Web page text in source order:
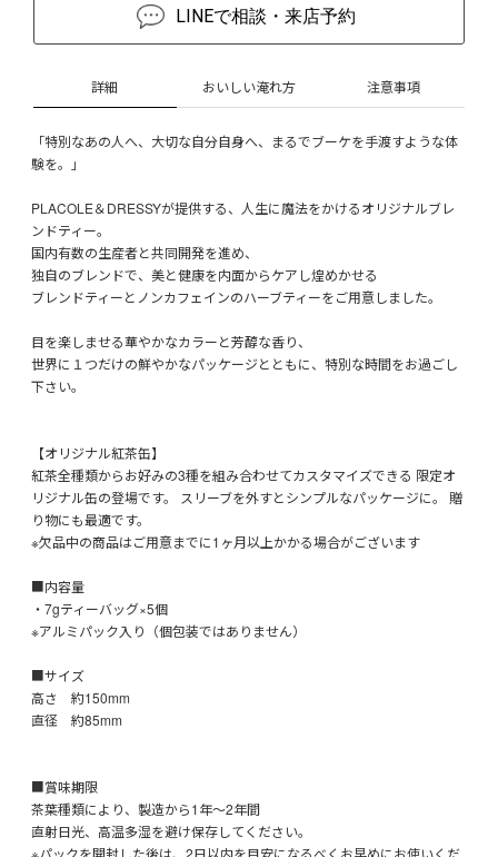
LINEで相談・来店予約
詳細 おいしい淹れ方 注意事項
「特別なあの人へ、大切な自分自身へ、まるでブーケを手渡すような体
験を。」
PLACOLE＆DRESSYが提供する、人生に魔法をかけるオリジナルブレ
ンドティー。
国内有数の生産者と共同開発を進め、
独自のブレンドで、美と健康を内面からケアし煌めかせる
ブレンドティーとノンカフェインのハーブティーをご用意しました。
目を楽しませる華やかなカラーと芳醇な香り、
世界に１つだけの鮮やかなパッケージとともに、特別な時間をお過ごし
下さい。
【オリジナル紅茶缶】
紅茶全種類からお好みの3種を組み合わせてカスタマイズできる 限定オ
リジナル缶の登場です。 スリーブを外すとシンプルなパッケージに。 贈
り物にも最適です。
※欠品中の商品はご用意までに1ヶ月以上かかる場合がございます
■内容量
・7gティーバッグ×5個
※アルミパック入り（個包装ではありません）
■サイズ
高さ 約150mm
直径 約85mm
■賞味期限
茶葉種類により、製造から1年〜2年間
直射日光、高温多湿を避け保存してください。